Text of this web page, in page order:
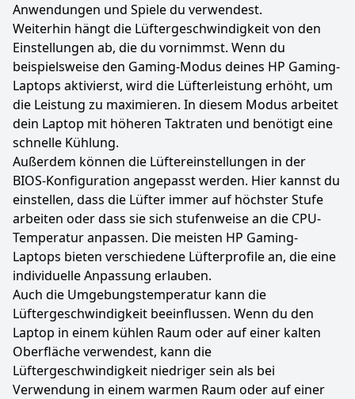
Anwendungen und Spiele du verwendest.
Weiterhin hängt die Lüftergeschwindigkeit von den
Einstellungen ab, die du vornimmst. Wenn du
beispielsweise den Gaming-Modus deines HP Gaming-
Laptops aktivierst, wird die Lüfterleistung erhöht, um
die Leistung zu maximieren. In diesem Modus arbeitet
dein Laptop mit höheren Taktraten und benötigt eine
schnelle Kühlung.
Außerdem können die Lüftereinstellungen in der
BIOS-Konfiguration angepasst werden. Hier kannst du
einstellen, dass die Lüfter immer auf höchster Stufe
arbeiten oder dass sie sich stufenweise an die CPU-
Temperatur anpassen. Die meisten HP Gaming-
Laptops bieten verschiedene Lüfterprofile an, die eine
individuelle Anpassung erlauben.
Auch die Umgebungstemperatur kann die
Lüftergeschwindigkeit beeinflussen. Wenn du den
Laptop in einem kühlen Raum oder auf einer kalten
Oberfläche verwendest, kann die
Lüftergeschwindigkeit niedriger sein als bei
Verwendung in einem warmen Raum oder auf einer